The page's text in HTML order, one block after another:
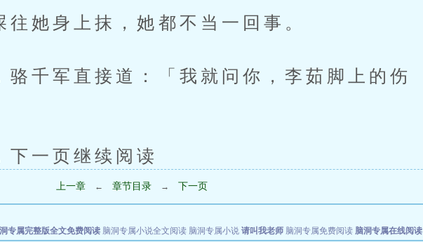
身上抹，她都不当一回事。
军直接道：「我就问你，李茹脚上的伤
页继续阅读
上一章 ← 章节目录 → 下一页
专属完整版全文免费阅读 脑洞专属小说全文阅读 脑洞专属小说 请叫我老师 脑洞专属免费阅读 脑洞专属在线阅读